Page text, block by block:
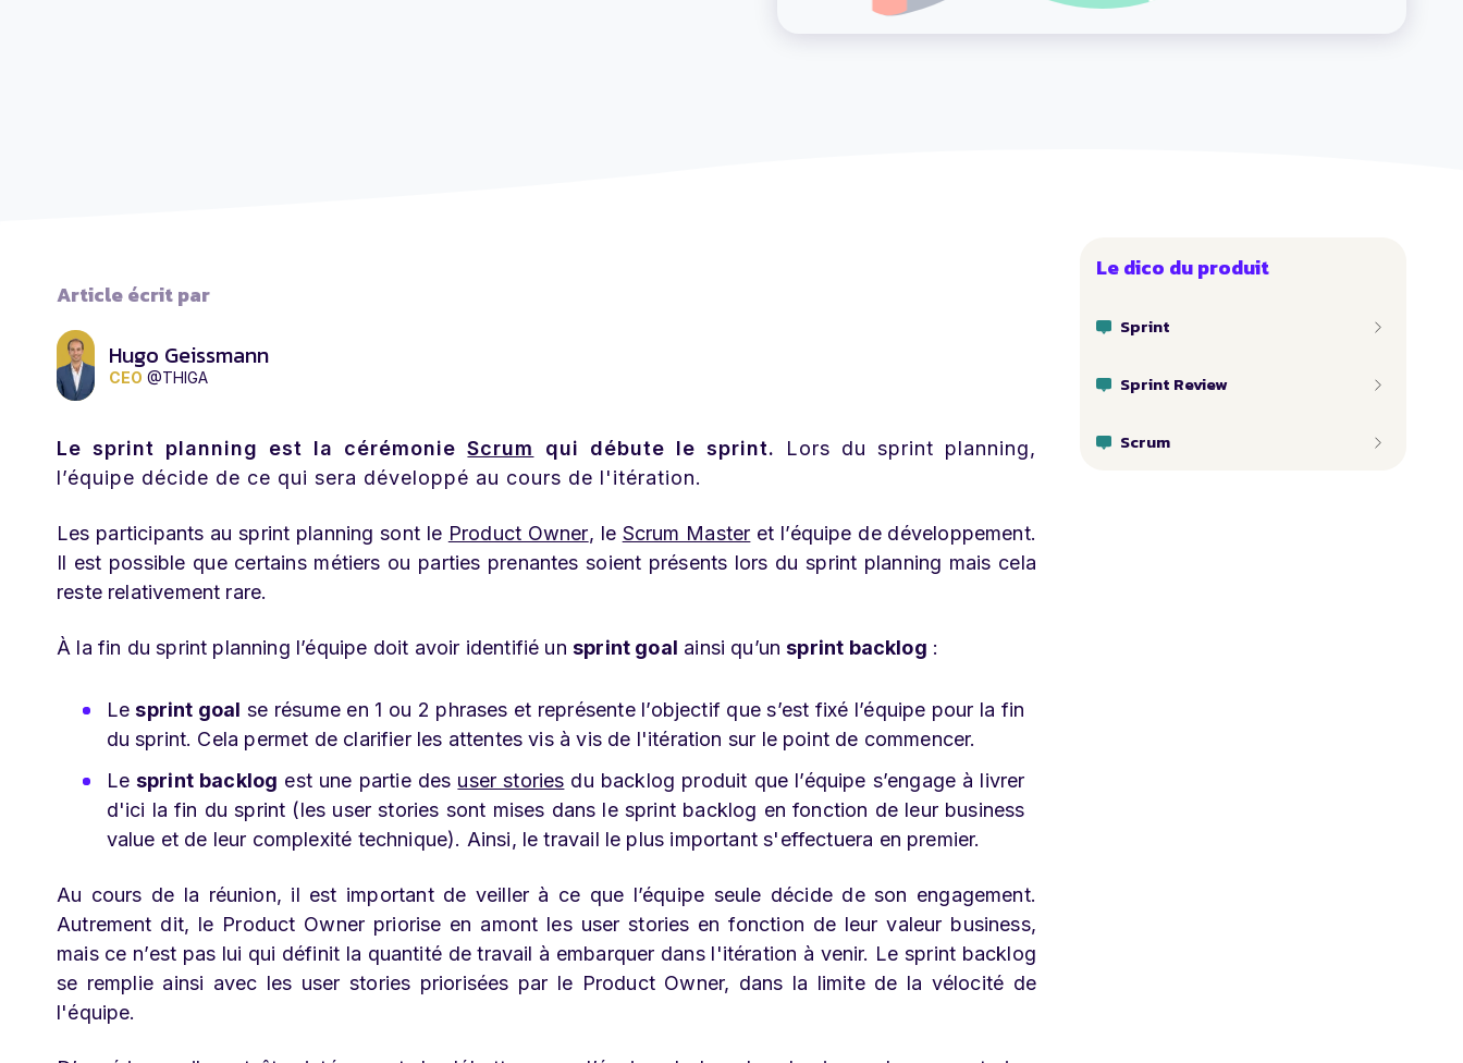
Article écrit par
Hugo Geissmann
CEO @THIGA
Le sprint planning est la cérémonieScrum qui débute le sprint. Lors du sprint planning,
l’équipe décide de ce qui sera développé au cours de l'itération.
Les participants au sprint planning sont le Product Owner, le Scrum Master et l’équipe de développement.
Il est possible que certains métiers ou parties prenantes soient présents lors du sprint planning mais cela
reste relativement rare.
À la fin du sprint planning l’équipe doit avoir identifié un sprint goal ainsi qu’unsprint backlog :
Lesprint goal se résume en 1 ou 2 phrases et représente l’objectif que s’est fixé l’équipe pour la fin
du sprint. Cela permet de clarifier les attentes vis à vis de l'itération sur le point de commencer.
Le sprint backlog est une partie des user stories du backlog produit que l’équipe s’engage à livrer
d'ici la fin du sprint (les user stories sont mises dans le sprint backlog en fonction de leur business
value et de leur complexité technique). Ainsi, le travail le plus important s'effectuera en premier.
Au cours de la réunion, il est important de veiller à ce que l’équipe seule décide de son engagement.
Autrement dit, le Product Owner priorise en amont les user stories en fonction de leur valeur business,
mais ce n’est pas lui qui définit la quantité de travail à embarquer dans l'itération à venir. Le sprint backlog
se remplie ainsi avec les user stories priorisées par le Product Owner, dans la limite de la vélocité de
l'équipe.
Le dico du produit
Sprint
Sprint Review
Scrum